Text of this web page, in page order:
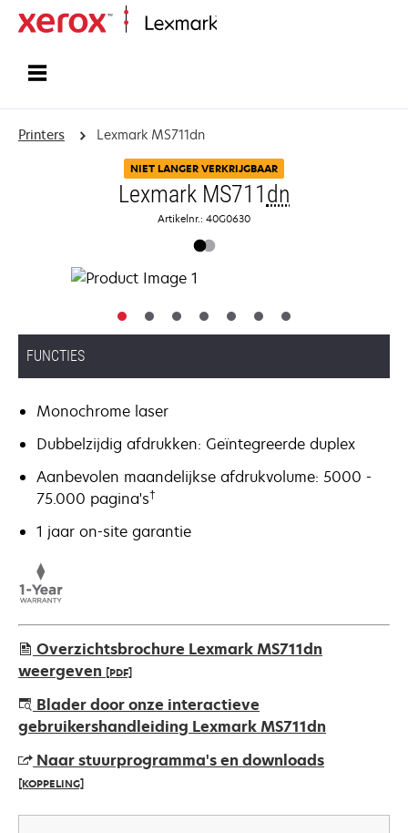
Printers Lexmark MS711dn
NIET LANGER VERKRIJGBAAR
Lexmark MS711 dn
Artikelnr.: 40G0630
FUNCTIES
Monochrome laser
Dubbelzijdig afdrukken: Geïntegreerde duplex
Aanbevolen maandelijkse afdrukvolume: 5000 -
75.000 pagina's†
1 jaar on-site garantie
Overzichtsbrochure Lexmark MS711dn
weergeven [PDF]
opens
in
new
tab
Blader door onze interactieve
gebruikershandleiding Lexmark MS711dn
Naar stuurprogramma's en downloads
[KOPPELING]
opens